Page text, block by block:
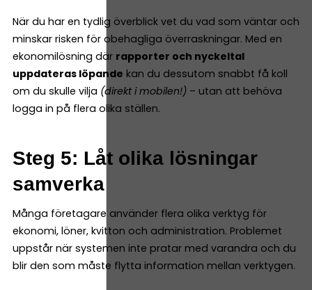
När du har en tydlig överblick vet du vad som väntar och
minskar risken för obehagliga överraskningar. Med en
ekonomilösning där rapporter och nyckeltal
uppdateras löpande kan du dessutom snabbt få koll
om du skulle vilja (direkt i mobilen!) – utan att behöva
logga in på flera olika ställen.
Steg 5: Låt olika lösningar
samverka
Många företagare använder flera olika verktyg för
ekonomi, löner, kvitton och administration. Problemet
uppstår när systemen inte pratar med varandra och du
blir den som måste flytta information mellan verktygen.